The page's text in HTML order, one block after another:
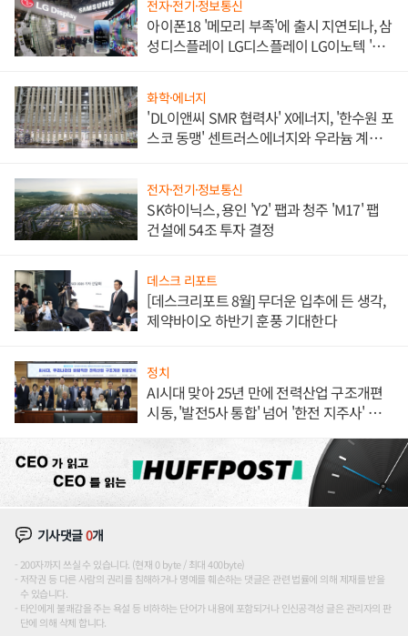
전자·전기·정보통신
아이폰18 '메모리 부족'에 출시 지연되나, 삼
성디스플레이 LG디스플레이 LG이노텍 '탈
화학·에너지
'DL이앤씨 SMR 협력사' X에너지, '한수원 포
스코 동맹' 센트러스에너지와 우라늄 계약
전자·전기·정보통신
SK하이닉스, 용인 'Y2' 팹과 청주 'M17' 팹
건설에 54조 투자 결정
데스크 리포트
[데스크리포트 8월] 무더운 입추에 든 생각,
제약바이오 하반기 훈풍 기대한다
정치
AI시대 맞아 25년 만에 전력산업 구조개편
시동, '발전5사 통합' 넘어 '한전 지주사' 재편
기사댓글0개
200자까지 쓰실 수 있습니다. (현재 0 byte / 최대 400byte)
저작권 등 다른 사람의 권리를 침해하거나 명예를 훼손하는 댓글은 관련 법률에 의해 제재를 받을
수 있습니다.
타인에게 불쾌감을 주는 욕설 등 비하하는 단어가 내용에 포함되거나 인신공격성 글은 관리자의 판
단에 의해 삭제 합니다.